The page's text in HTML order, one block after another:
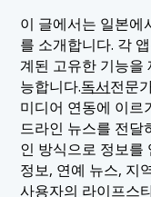
이 글에서는 일본에
를 소개합니다. 각
계된 고유한 기능을
능합니다.독서전문
미디어 연동에 이르
드라인 뉴스를 전달
인 방식으로 정보를
정보, 연예 뉴스, 지
사용자의 라이프스